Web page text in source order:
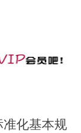
准化基本规